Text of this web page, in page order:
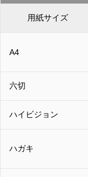
用紙サイズ
A4
六切
ハイビジョン
ハガキ